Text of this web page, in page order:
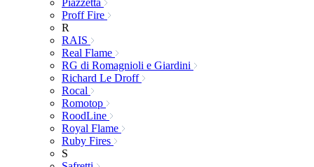
Proff Fire
R
RAIS
Real Flame
RG di Romagnioli e Giardini
Richard Le Droff
Rocal
Romotop
RoodLine
Royal Flame
Ruby Fires
S